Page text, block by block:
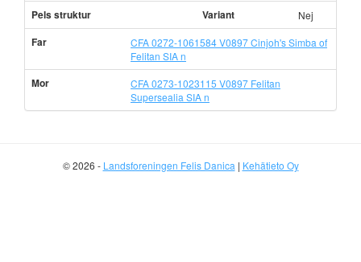
Pels struktur
Variant Nej
Far
CFA 0272-1061584 V0897 Cinjoh's Simba of
Felitan SIA n
Mor
CFA 0273-1023115 V0897 Felitan
Supersealia SIA n
© 2026 - Landsforeningen Felis Danica | Kehätieto Oy